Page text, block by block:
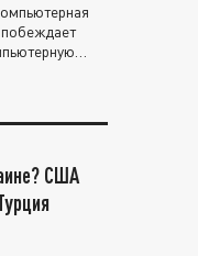
побеждает
США